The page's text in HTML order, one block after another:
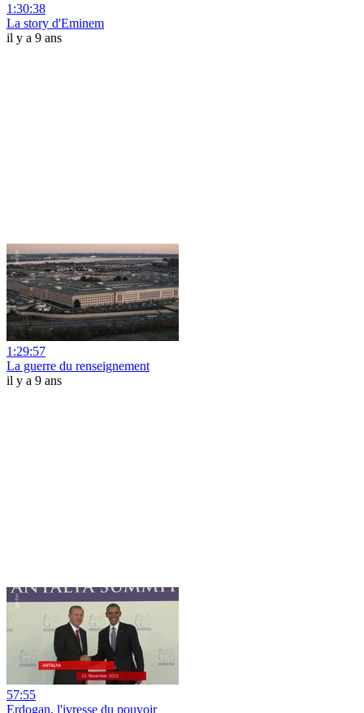
1:30:38
La story d'Eminem
il y a 9 ans
1:29:57
La guerre du renseignement
il y a 9 ans
57:55
Erdogan, l'ivresse du pouvoir